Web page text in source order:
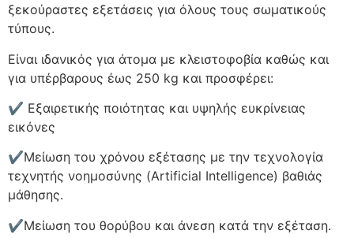
ξεκούραστες εξετάσεις για όλους τους σωματικούς
τύπους.
Είναι ιδανικός για άτομα με κλειστοφοβία καθώς και
για υπέρβαρους έως 250 kg και προσφέρει:
✔️ Εξαιρετικής ποιότητας και υψηλής ευκρίνειας
εικόνες
✔️Μείωση του χρόνου εξέτασης με την τεχνολογία
τεχνητής νοημοσύνης (Artificial Intelligence) βαθιάς
μάθησης.
✔️Μείωση του θορύβου και άνεση κατά την εξέταση.